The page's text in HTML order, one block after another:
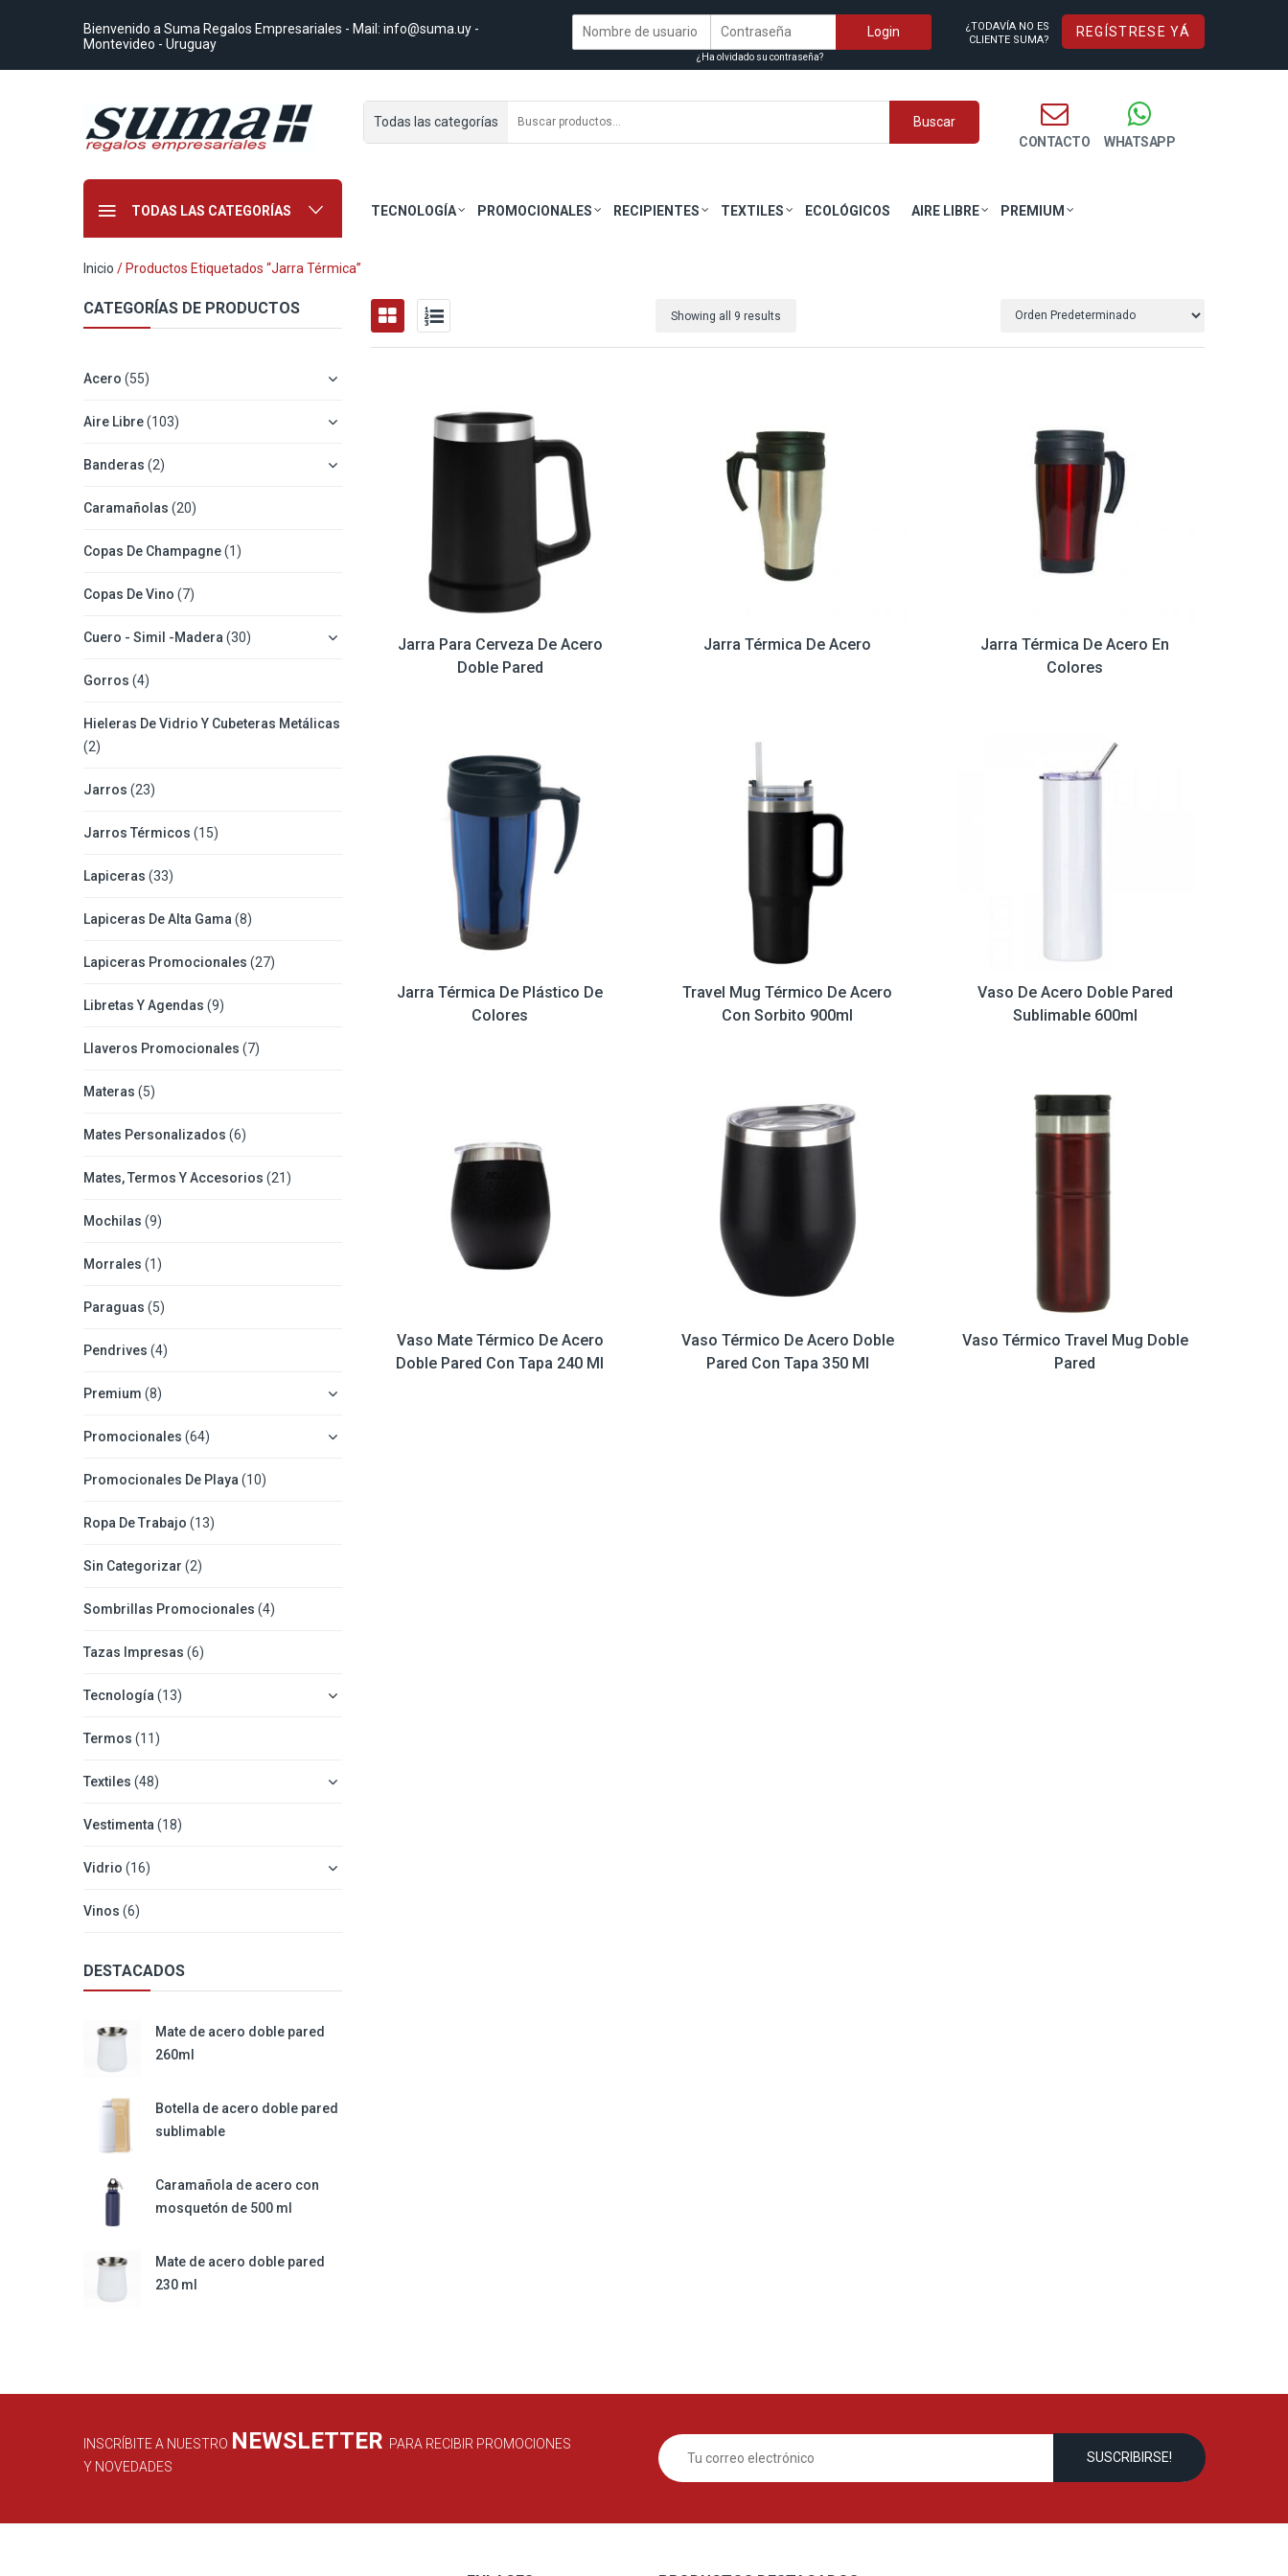
Bienvenido a Suma Regalos Empresariales - Mail: info@suma.uy -
Montevideo - Uruguay
¿Ha olvidado su contraseña?
¿TODAVÍA NO ES
CLIENTE SUMA?
REGÍSTRESE YÁ
WHATSAPP
CONTACTO
Todas las categorías Buscar
TODAS LAS CATEGORÍAS TECNOLOGÍA PROMOCIONALES RECIPIENTES TEXTILES ECOLÓGICOS AIRE LIBRE PREMIUM
Inicio / Productos Etiquetados “jarra Térmica”
CATEGORÍAS DE PRODUCTOS
Acero (55)
Aire Libre(103)
Banderas (2)
Caramañolas (20)
Copas De Champagne(1)
Copas De Vino (7)
Cuero - Simil -Madera (30)
Gorros (4)
Hieleras De Vidrio Y Cubeteras Metálicas
(2)
Jarros (23)
Jarros Térmicos (15)
Lapiceras (33)
Lapiceras De Alta Gama (8)
Lapiceras Promocionales (27)
Libretas Y Agendas (9)
Llaveros Promocionales (7)
Materas (5)
Mates Personalizados (6)
Mates, Termos Y Accesorios (21)
Mochilas (9)
Morrales (1)
Paraguas (5)
Pendrives (4)
Premium (8)
Promocionales (64)
Promocionales De Playa (10)
Ropa De Trabajo (13)
Sin Categorizar (2)
Sombrillas Promocionales (4)
Tazas Impresas (6)
Tecnología (13)
Termos (11)
Textiles (48)
Vestimenta (18)
Vidrio (16)
Vinos (6)
DESTACADOS
Mate de acero doble pared
260ml
Botella de acero doble pared
sublimable
Caramañola de acero con
mosquetón de 500 ml
Mate de acero doble pared
230 ml
Showing all 9 results
Jarra Para Cerveza De Acero
Doble Pared
Jarra Térmica De Acero
Jarra Térmica De Acero En
Colores
Jarra Térmica De Plástico De
Colores
Travel Mug Térmico De Acero
Con Sorbito 900ml
Vaso De Acero Doble Pared
Sublimable 600ml
Vaso Mate Térmico De Acero
Doble Pared Con Tapa 240 Ml
Vaso Térmico De Acero Doble
Pared Con Tapa 350 Ml
Vaso Térmico Travel Mug Doble
Pared
INSCRÍBITE A NUESTRO NEWSLETTER PARA RECIBIR PROMOCIONES
Y NOVEDADES